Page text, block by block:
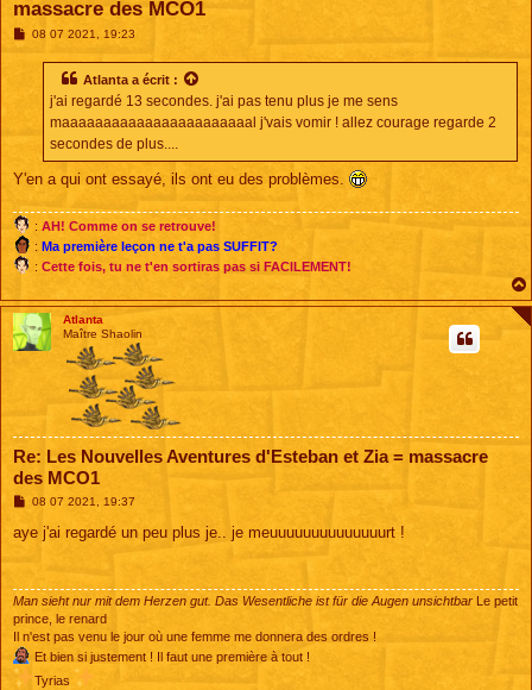
massacre des MCO1
M08 07 2021, 19:23
Atlanta a écrit :
j'ai regardé 13 secondes. j'ai pas tenu plus je me sens
maaaaaaaaaaaaaaaaaaaaaaal j'vais vomir ! allez courage regarde 2
secondes de plus....
Y'en a qui ont essayé, ils ont eu des problèmes.
: AH! Comme on se retrouve!
: Ma première leçon ne t'a pas SUFFIT?
: Cette fois, tu ne t'en sortiras pas si FACILEMENT!
Atlanta
Maître Shaolin
Re: Les Nouvelles Aventures d'Esteban et Zia = massacre
des MCO1
M
s
08 07 2021, 19:37
aye j'ai regardé un peu plus je.. je meuuuuuuuuuuuuuurt !
Man sieht nur mit dem Herzen gut. Das Wesentliche ist für die Augen unsichtbar
Le petit
prince, le renard
Il n'est pas venu le jour où une femme me donnera des ordres !
Et bien si justement ! Il faut une première à tout !
Tyrias